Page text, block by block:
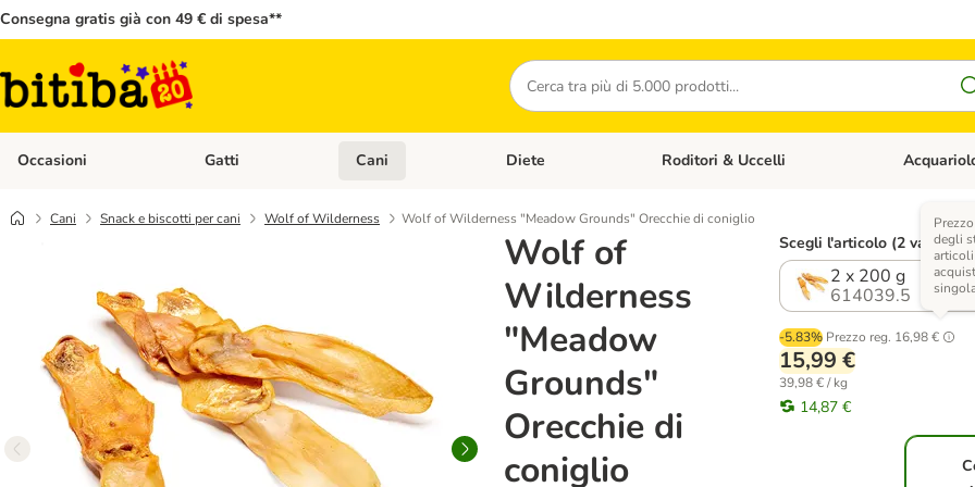
Consegna gratis già con 49 € di spesa**
Cerca
Occasioni Apri Menù Categoria: Occasioni
Gatti Apri Menù Categoria: Gatti
Cani Apri Menù Categoria: Cani
Diete Apri Menù Categoria: Diete
Roditori & Uccelli Apri Menù
Cani Snack e biscotti per cani Wolf of Wilderness Wolf of Wilderness "Meadow Grounds" Orecchie di coniglio
Wolf of
Wilderness
"Meadow
Grounds"
Orecchie di
coniglio
Scegli l'articolo (2 varianti)
2 x 200 g
614039.5
-5.83% Prezzo reg. 16,98 €
degli
articoli
15,99 €
39,98 € / kg
14,87 €